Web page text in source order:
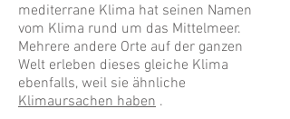
mediterrane Klima hat seinen Namen
vom Klima rund um das Mittelmeer.
Mehrere andere Orte auf der ganzen
Welt erleben dieses gleiche Klima
ebenfalls, weil sie ähnliche
Klimaursachen haben .